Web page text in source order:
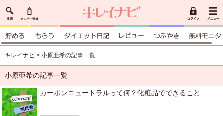
キレイナビ > 小原亜希の記事一覧
小原亜希の記事一覧
カーボンニュートラルって何？化粧品でできること